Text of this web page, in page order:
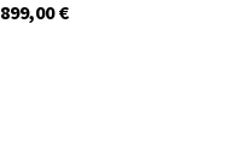
€
899,00